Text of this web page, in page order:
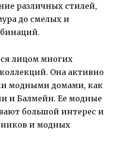
различных стилей,
до смелых и
лицом многих
Она активно
модными домами, как
и Балмейн. Ее модные
большой интерес и
и модных